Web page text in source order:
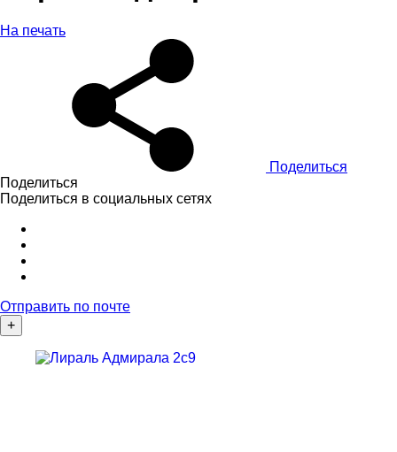
На печать
Поделиться
Поделиться
Поделиться в социальных сетях
Отправить по почте
+